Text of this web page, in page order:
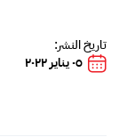
تاريخ النشر:
٠٥ يناير ٢٠٢٢